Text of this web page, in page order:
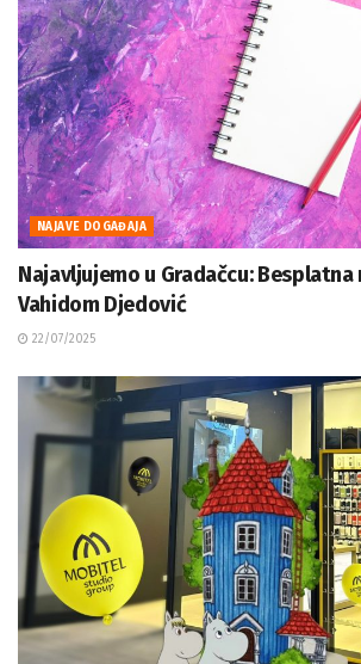
NAJAVE DOGAĐAJA
Najavljujemo u Gradačcu:
Vahidom Djedović
22/07/2025